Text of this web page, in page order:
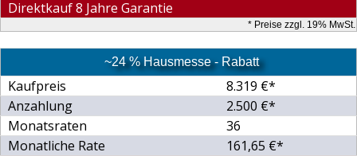
Direktkauf 8 Jahre Garantie
* Preise zzgl. 19% MwSt.
~24 % Hausmesse - Rabatt
Kaufpreis
8.319 €*
Anzahlung
2.500 €*
Monatsraten
36
Monatliche Rate
161,65 €*